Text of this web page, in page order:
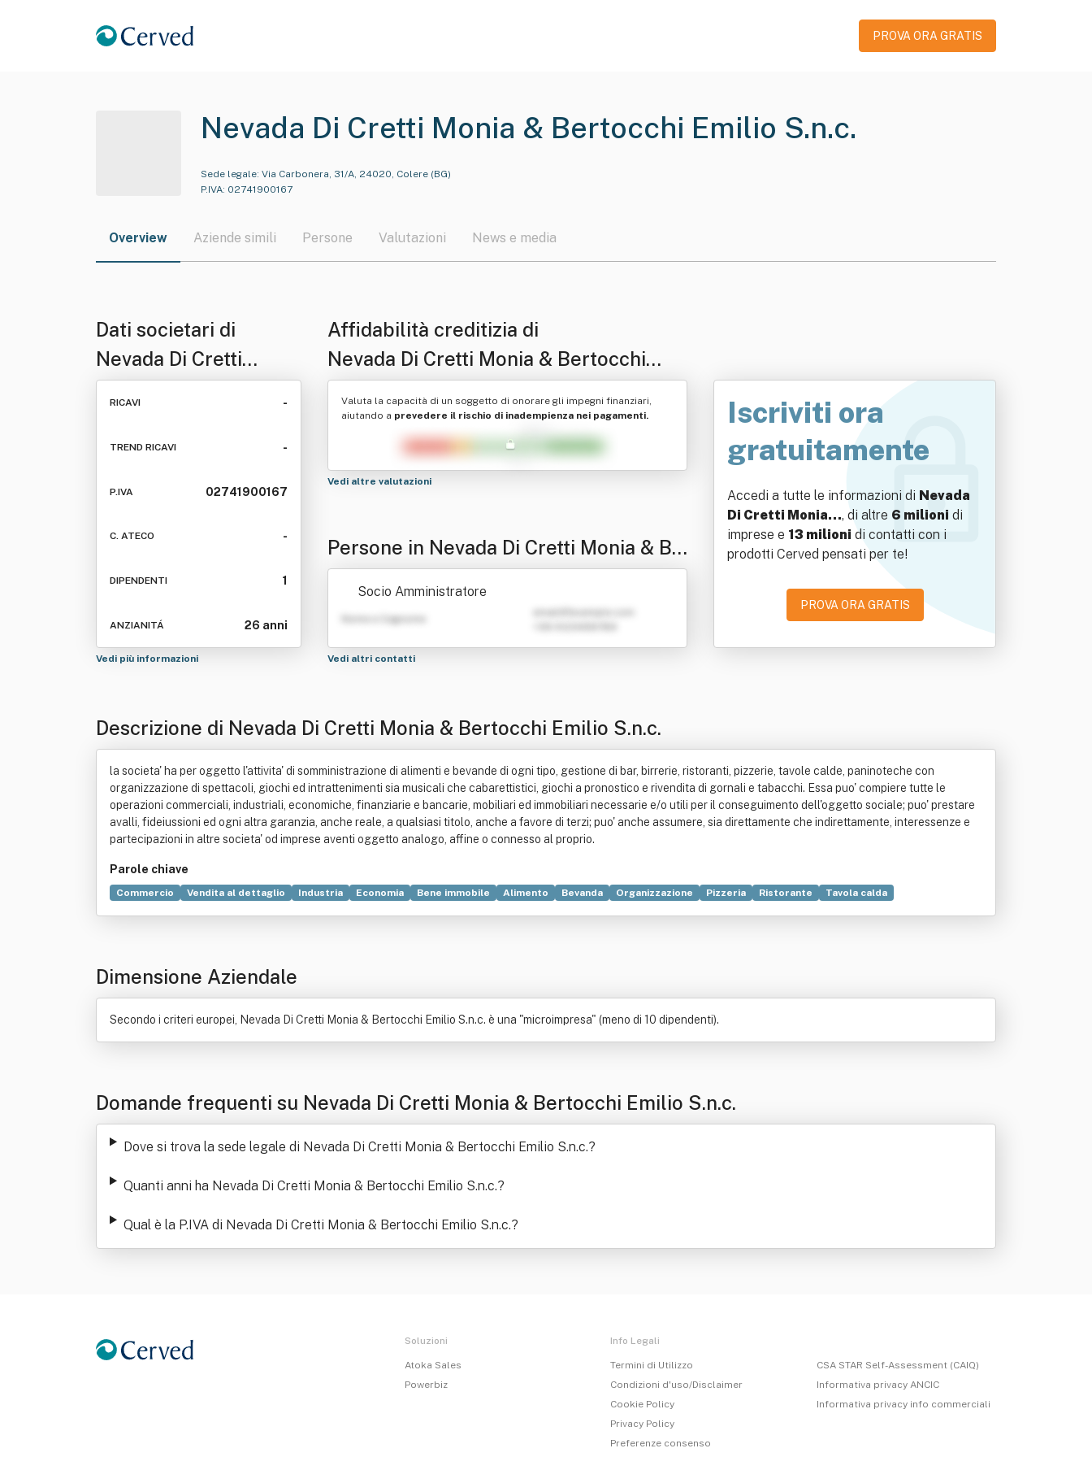
PROVA ORA GRATIS
Nevada Di Cretti Monia & Bertocchi Emilio S.n.c.
Sede legale: Via Carbonera, 31/A, 24020, Colere (BG)
P.IVA: 02741900167
Overview Aziende simili Persone Valutazioni News e media
Dati societari di
Nevada Di Cretti
Monia & Bertocchi
RICAVI -
TREND RICAVI -
P.IVA 02741900167
C. ATECO -
DIPENDENTI 1
ANZIANITÁ 26 anni
Vedi più informazioni
Affidabilità creditizia di
Nevada Di Cretti Monia & Bertocchi
Emilio S.n.c.
Valuta la capacità di un soggetto di onorare gli impegni finanziari,
aiutando a prevedere il rischio di inadempienza nei pagamenti.
Vedi altre valutazioni
Persone in Nevada Di Cretti Monia & Be
rtocchi Emilio S.n.c.
Socio Amministratore
Nome e Cognome
Vedi altri contatti
Iscriviti ora
gratuitamente
Accedi a tutte le informazioni di Nevada
Di Cretti Monia…, di altre 6 milioni di
imprese e 13 milioni di contatti con i
prodotti Cerved pensati per te!
PROVA ORA GRATIS
Descrizione di Nevada Di Cretti Monia & Bertocchi Emilio S.n.c.
la societa' ha per oggetto l'attivita' di somministrazione di alimenti e bevande di ogni tipo, gestione di bar, birrerie, ristoranti, pizzerie, tavole calde, paninoteche con
organizzazione di spettacoli, giochi ed intrattenimenti sia musicali che cabarettistici, giochi a pronostico e rivendita di gornali e tabacchi. Essa puo' compiere tutte le
operazioni commerciali, industriali, economiche, finanziarie e bancarie, mobiliari ed immobiliari necessarie e/o utili per il conseguimento dell'oggetto sociale; puo' prestare
avalli, fideiussioni ed ogni altra garanzia, anche reale, a qualsiasi titolo, anche a favore di terzi; puo' anche assumere, sia direttamente che indirettamente, interessenze e
partecipazioni in altre societa' od imprese aventi oggetto analogo, affine o connesso al proprio.
Parole chiave
Commercio Vendita al dettaglio Industria Economia Bene immobile Alimento Bevanda Organizzazione Pizzeria Ristorante
Tavola calda
Dimensione Aziendale
Secondo i criteri europei, Nevada Di Cretti Monia & Bertocchi Emilio S.n.c. è una "microimpresa" (meno di 10 dipendenti).
Domande frequenti su Nevada Di Cretti Monia & Bertocchi Emilio S.n.c.
Dove si trova la sede legale di Nevada Di Cretti Monia & Bertocchi Emilio S.n.c.?
Quanti anni ha Nevada Di Cretti Monia & Bertocchi Emilio S.n.c.?
Qual è la P.IVA di Nevada Di Cretti Monia & Bertocchi Emilio S.n.c.?
Soluzioni
Atoka Sales
Powerbiz
Info Legali
Termini di Utilizzo
Condizioni d'uso/Disclaimer
Cookie Policy
Privacy Policy
Preferenze consenso
CSA STAR Self-Assessment (CAIQ)
Informativa privacy ANCIC
Informativa privacy info commerciali